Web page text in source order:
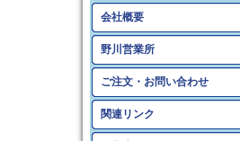
会社概要
野川営業所
ご注文・お問い合わせ
関連リンク